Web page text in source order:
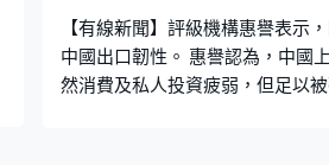
【有線新聞】評級機構惠譽表示
中國出口韌性。 惠譽認為，中國
然消費及私人投資疲弱，但足以